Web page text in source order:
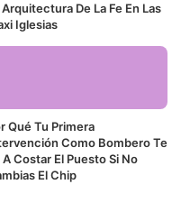
Arquitectura De La Fe En Las
Iglesias
Qué Tu Primera
Como Bombero Te
A Costar El Puesto Si No
El Chip